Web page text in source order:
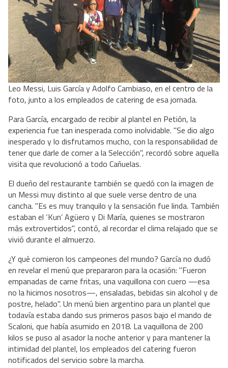
Leo Messi, Luis García y Adolfo Cambiaso, en el centro de la
foto, junto a los empleados de catering de esa jornada.
Para García, encargado de recibir al plantel en Petión, la
experiencia fue tan inesperada como inolvidable. "Se dio algo
inesperado y lo disfrutamos mucho, con la responsabilidad de
tener que darle de comer a la Selección", recordó sobre aquella
visita que revolucionó a todo Cañuelas.
El dueño del restaurante también se quedó con la imagen de
un Messi muy distinto al que suele verse dentro de una
cancha. "Es es muy tranquilo y la sensación fue linda. También
estaban el ‘Kun’ Agüero y Di María, quienes se mostraron
más extrovertidos", contó, al recordar el clima relajado que se
vivió durante el almuerzo.
¿Y qué comieron los campeones del mundo? García no dudó
en revelar el menú que prepararon para la ocasión: "Fueron
empanadas de carne fritas, una vaquillona con cuero —esa
no la hicimos nosotros—, ensaladas, bebidas sin alcohol y de
postre, helado". Un menú bien argentino para un plantel que
todavía estaba dando sus primeros pasos bajo el mando de
Scaloni, que había asumido en 2018. La vaquillona de 200
kilos se puso al asador la noche anterior y para mantener la
intimidad del plantel, los empleados del catering fueron
notificados del servicio sobre la marcha.